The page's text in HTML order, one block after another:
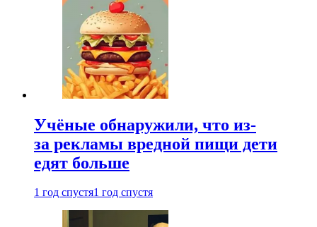
Учёные обнаружили, что из-
за рекламы вредной пищи дети
едят больше
1 год спустя1 год спустя